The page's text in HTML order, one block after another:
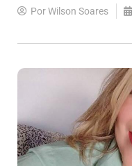
PorWilson Soares